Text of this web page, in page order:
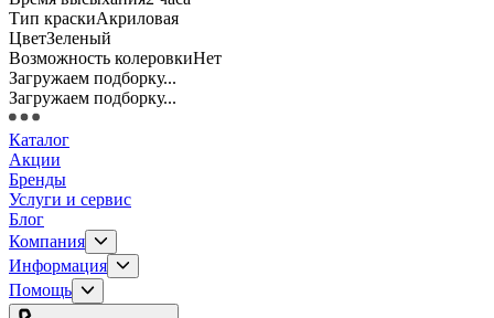
Тип краскиАкриловая
ЦветЗеленый
Возможность колеровкиНет
Загружаем подборку...
Загружаем подборку...
Каталог
Акции
Бренды
Услуги и сервис
Блог
Компания
Информация
Помощь